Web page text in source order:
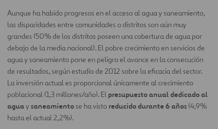
Aunque ha habido progresos en el acceso al agua y saneamiento,
las disparidades entre comunidades o distritos son aún muy
grandes (50% de los distritos poseen una cobertura de agua por
debajo de la media nacional). El pobre crecimiento en servicios de
agua y saneamiento pone en peligro el avance en la consecución
de resultados, según estudio de 2012 sobre la eficacia del sector.
La inversión actual es proporcional únicamente al crecimiento
poblacional (1,3 millones/año). El presupuesto anual dedicado al
aguaysaneamientose ha visto reducido durante 6 años (4,9%
hasta el actual 2,2%).